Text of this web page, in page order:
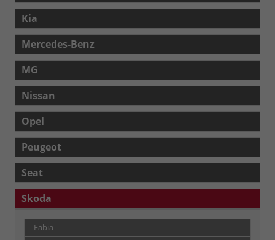
Kia
Mercedes-Benz
MG
Nissan
Opel
Peugeot
Seat
Skoda
Fabia